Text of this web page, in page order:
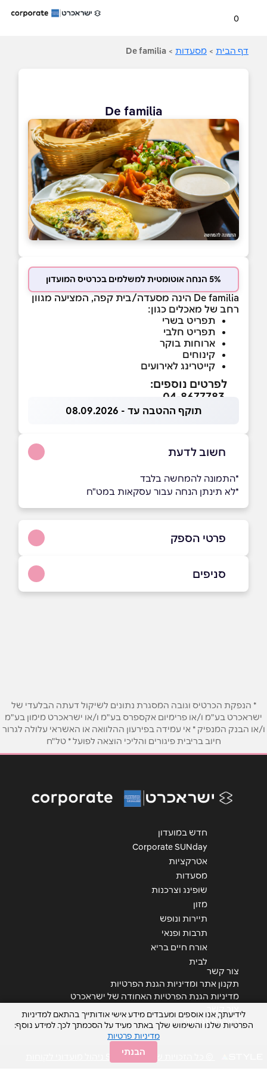
0
דף הבית > מסעדות >
De familia
De familia
5% הנחה אוטומטית למשלמים בכרטיס המועדון
De familia הינה מסעדה/בית קפה, המציעה מגוון
רחב של מאכלים כגון:
תפריט בשרי
תפריט חלבי
ארוחות בוקר
קינוחים
קייטרינג לאירועים
לפרטים נוספים:
תוקף ההטבה עד - 08.09.2026
חשוב לדעת
*התמונה להמחשה בלבד
*לא תינתן הנחה עבור עסקאות במט"ח
פרטי הספק
נושא
אנא חזרו אלי בקשר ל...
סניפים
* הנפקת הכרטיס וגובה המסגרת נתונים לשיקול דעתה הבלעדי של
ישראכרט בע"מ ו/או פרימיום אקספרס בע"מ ו/או ישראכרט מימון בע"מ
ו/או הבנק המנפיק * אי עמידה בפירעון ההלוואה או האשראי עלולה לגרור
חיוב בריבית פיגורים והליכי הוצאה לפועל * טל"ח
חדש במועדון
Corporate SUNday
אטרקציות
מסעדות
שופינג וצרכנות
מזון
תיירות ונופש
תרבות ופנאי
אורח חיים בריא
לבית
צור קשר
תקנון אתר ומדיניות הגנת הפרטיות
מדיניות הגנת הפרטיות האחודה של ישראכרט
הצהרת נגישות
© כל הזכויות שמורות STYLE ניהול מועדוני לקוחות
לידיעתך, אנו אוספים ומעבדים מידע אישי אודותייך בהתאם למדיניות
הפרטיות שלנו והשימוש שלך באתר מעיד על הסכמתך לכך. למידע נוסף:
מדיניות פרטיות
הבנתי